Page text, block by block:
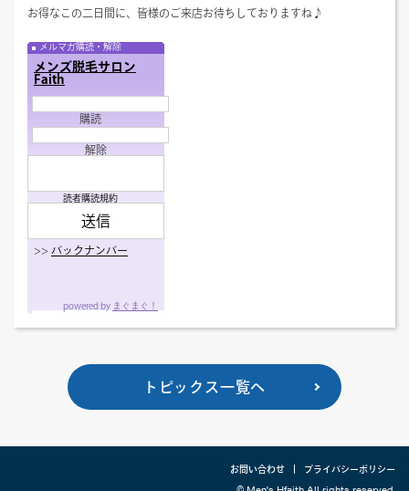
お得なこの二日間に、皆様のご来店お待ちしておりますね♪
メルマガ購読・解除
メンズ脱毛サロン
Faith
購読
解除
読者購読規約
>> バックナンバー
powered by まぐまぐ！
トピックス一覧へ
お問い合わせ プライバシーポリシー